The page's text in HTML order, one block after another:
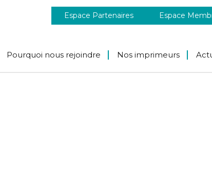
Espace Partenaires Espace
Pourquoi nous rejoindre Nos imprimeurs